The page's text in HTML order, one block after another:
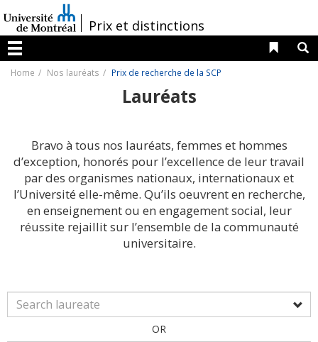
au
contenu
/Prix et distinctions
Menu
Liens
Home Nos lauréats Prix de recherche de la SCP
Lauréats
Bravo à tous nos lauréats, femmes et hommes
d’exception, honorés pour l’excellence de leur travail
par des organismes nationaux, internationaux et
l’Université elle-même. Qu’ils oeuvrent en recherche,
en enseignement ou en engagement social, leur
réussite rejaillit sur l’ensemble de la communauté
universitaire.
OR